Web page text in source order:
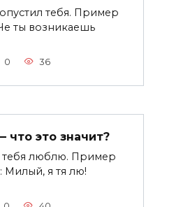
тебя. Пример
ты возникаешь
0 36
что это значит?
тебя люблю. Пример
Милый, я тя лю!